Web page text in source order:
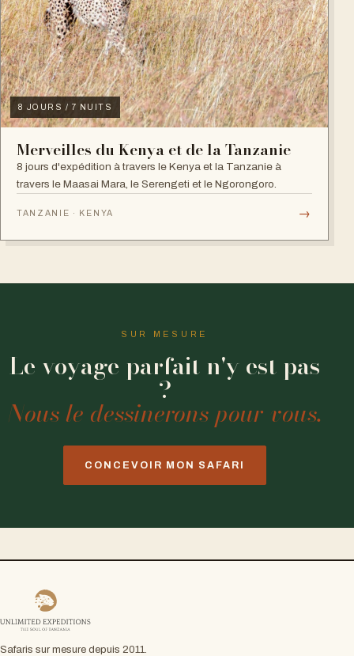
8 JOURS / 7 NUITS
Merveilles du Kenya et de la Tanzanie
8 jours d'expédition à travers le Kenya et la Tanzanie à
travers le Maasai Mara, le Serengeti et le Ngorongoro.
TANZANIE · KENYA →
SUR MESURE
Le voyage parfait n'y est pas
?
Nous le dessinerons pour vous.
CONCEVOIR MON SAFARI
Safaris sur mesure depuis 2011.